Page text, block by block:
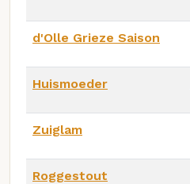
d'Olle Grieze Saison
Huismoeder
Zuiglam
Roggestout